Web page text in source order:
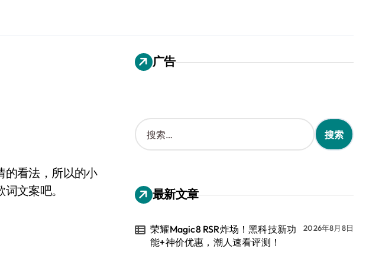
文案吧。
广告
搜
索
：
最新文章
荣耀Magic8 RSR炸场！黑科技新功
能+神价优惠，潮人速看评测！
2026年8月8日